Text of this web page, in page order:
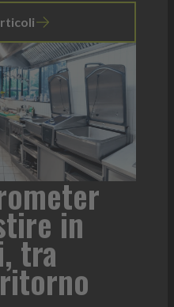
un
ogni
servizio